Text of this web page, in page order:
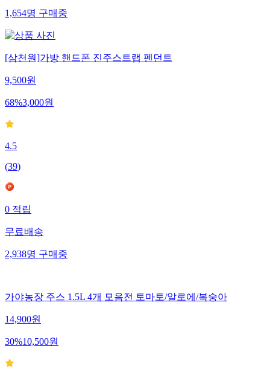
1,654명구매중
[삼천원]가방 핸드폰 진주스트랩 펜던트
9,500원
68%3,000원
4.5
(39)
0적립
무료배송
2,938명구매중
가야농장 주스 1.5L 4개 모음전 토마토/알로에/복숭아
14,900원
30%10,500원